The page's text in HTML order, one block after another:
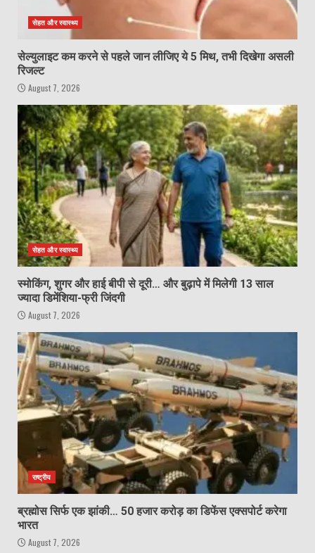
सेहत और स्वास्थ्य
सेल्युलाइट कम करने से पहले जान लीजिए ये 5 मिथ, तभी दिखेगा असली
रिजल्ट
August 7, 2026
सेहत और स्वास्थ्य
स्मोकिंग, शुगर और हाई बीपी से दूरी… और बुढ़ापे में मिलेगी 13 साल
ज्यादा डिमेंशिया-फ्री जिंदगी
August 7, 2026
राष्ट्रीय
ब्रह्मोस सिर्फ एक झांकी… 50 हजार करोड़ का डिफेंस एक्सपोर्ट करेगा
भारत
August 7, 2026